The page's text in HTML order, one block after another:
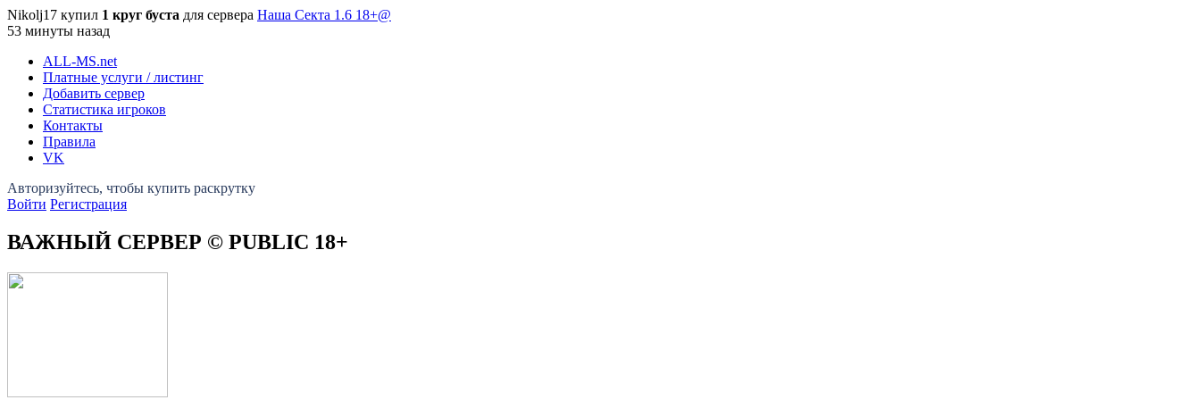
Nikolj17 купил 1 круг буста для сервера Наша Секта 1.6 18+@
53 минуты назад
ALL-MS.net
Платные услуги / листинг
Добавить сервер
Статистика игроков
Контакты
Правила
VK
Войти Регистрация
ВАЖНЫЙ СЕРВЕР © PUBLIC 18+